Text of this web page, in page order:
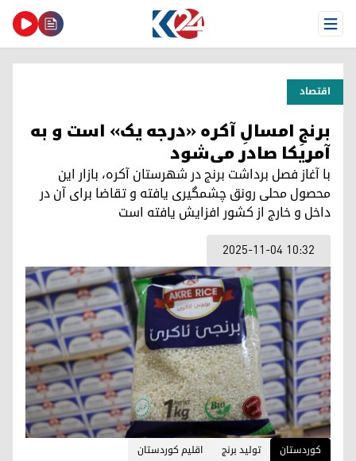
Open Menu
اقتصاد
برنجِ امسالِ آکره «درجه یک» است و به
آمریکا صادر می‌شود
با آغاز فصل برداشت برنج در شهرستان آکره، بازار این
محصول محلی رونق چشمگیری یافته و تقاضا برای آن در
داخل و خارج از کشور افزایش یافته است
2025-11-04 10:32
کوردستان تولید برنج اقلیم کوردستان